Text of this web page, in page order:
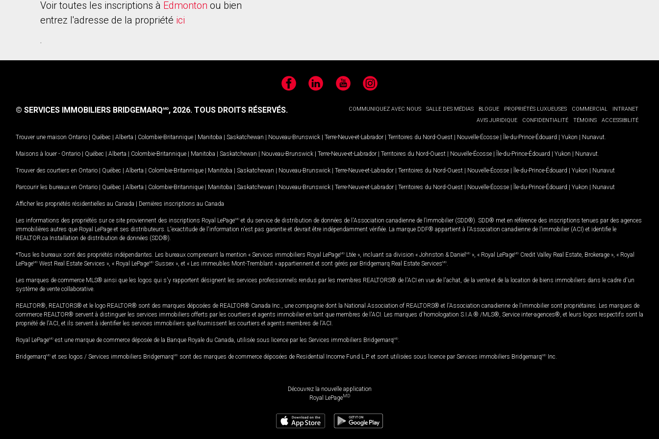
Voir toutes les inscriptions à Edmonton ou bien
entrez l'adresse de la propriété ici
.
FacebookLinkedIn YouTubeInstagram
COMMUNIQUEZ AVEC NOUS SALLE DES MÉDIAS BLOGUE PROPRIÉTÉS LUXUEUSES COMMERCIAL
INTRANET
AVIS JURIDIQUE
CONFIDENTIALITÉ TÉMOINS ACCESSIBILITÉ
© SERVICES IMMOBILIERS BRIDGEMARQMD, 2026. TOUS DROITS RÉSERVÉS.
Trouver une maison Ontario | Québec | Alberta | Colombie-Britannique | Manitoba | Saskatchewan | Nouveau-Brunswick | Terre-Neuve-et-Labrador | Territoires du Nord-Ouest | Nouvelle-Écosse | Île-du-Prince-Édouard | Yukon | Nunavut
Maisons à louer - Ontario | Québec | Alberta | Colombie-Britannique | Manitoba | Saskatchewan | Nouveau-Brunswick | Terre-Neuve-et-Labrador | Territoires du Nord-Ouest | Nouvelle-Écosse | Île-du-Prince-Édouard | Yukon | Nunavut
Trouver des courtiers en Ontario | Québec | Alberta | Colombie-Britannique | Manitoba | Saskatchewan | Nouveau-Brunswick | Terre-Neuve-et-Labrador | Territoires du Nord-Ouest | Nouvelle-Écosse | Île-du-Prince-Édouard | Yukon | Nunavut
Parcourir les bureaux en Ontario | Québec | Alberta | Colombie-Britannique | Manitoba | Saskatchewan | Nouveau-Brunswick | Terre-Neuve-et-Labrador | Territoires du Nord-Ouest | Nouvelle-Écosse | Île-du-Prince-Édouard | Yukon | Nunavut
Afficher les propriétés résidentielles au Canada | Dernières inscriptions au Canada
Les informations des propriétés sur ce site proviennent des inscriptions Royal LePageMD et du service de distribution de données de l'Association canadienne de l’immobilier (SDD®). SDD® met en référence des inscriptions tenues par des agences
immobilières autres que Royal LePage et ses distributeurs. L'exactitude de l'information n'est pas garantie et devrait être indépendamment vérifiée. La marque DDF® appartient à l'Association canadienne de l’immobilier (ACI) et identifie le
REALTOR.ca Installation de distribution de données (SDD®).
*Tous les bureaux sont des propriétés indépendantes. Les bureaux comprenant la mention « Services immobiliers Royal LePageMD Ltée », incluant sa division « Johnston & Daniel MD », « Royal LePageMD Credit Valley Real Estate, Brokerage », « Royal
LePageMD West Real Estate Services », « Royal LePageMD Sussex », et « Les immeubles Mont-Tremblant » appartiennent et sont gérés par Bridgemarq Real Estate ServicesMD
Les marques de commerce MLS® ainsi que les logos qui s'y rapportent désignent les services professionnels rendus par les membres REALTORS® de l'ACI en vue de l'achat, de la vente et de la location de biens immobiliers dans le cadre d'un
système de vente collaborative.
REALTOR®, REALTORS® et le logo REALTOR® sont des marques déposées de REALTOR® Canada Inc., une compagnie dont la National Association of REALTORS® et l'Association canadienne de l’immobilier sont propriétaires. Les marques de
commerce REALTOR® servent à distinguer les services immobiliers offerts par les courtiers et agents immobilier en tant que membres de l'ACI. Les marques d'homologation S.I.A.® /MLS®, Service inter-agences®, et leurs logos respectifs sont la
propriété de l'ACI, et ils servent à identifier les services immobiliers que fournissent les courtiers et agents membres de l'ACI.
Royal LePageMD est une marque de commerce déposée de la Banque Royale du Canada, utilisée sous licence par les Services immobiliers BridgemarqMD
BridgemarqMD et ses logos / Services immobiliers BridgemarqMD sont des marques de commerce déposées de Residential Income Fund L.P. et sont utilisées sous licence par Services immobiliers BridgemarqMD Inc.
Découvrez la nouvelle application
Royal LePageMD